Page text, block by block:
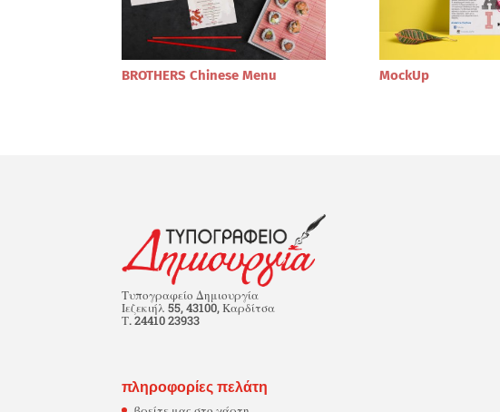
BROTHERS Chinese Menu MockUp
Τυπογραφείο Δημιουργία
Ιεζεκιήλ 55, 43100, Καρδίτσα
Τ. 24410 23933
πληροφορίες πελάτη